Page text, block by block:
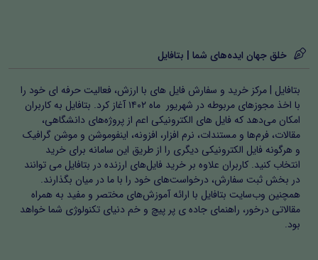
خلق جهان ایده‌های شما | بتافایل
بتافایل | مرکز خرید و سفارش فایل های با ارزش، فعالیت حرفه ای خود را
با اخذ مجوزهای مربوطه در شهریور ماه ۱۴۰۲ آغاز کرد. بتافایل به کاربران
امکان می‌دهد که فایل های الکترونیکی اعم از پروژه‌های دانشگاهی،
مقالات، فرم‌ها و مستندات، نرم افزار، افزونه، اینفوموشن و موشن گرافیک
و هرگونه فایل الکترونیکی دیگری را از طریق این سامانه برای خرید
انتخاب کنید. کاربران علاوه بر خرید فایل‌های ارزنده در بتافایل می توانند
در بخش ثبت سفارش، درخواست‌های خود را با ما در میان بگذارند.
همچنین وب‌سایت بتافایل با ارائه آموزش‌های مختصر و مفید به همراه
مقالاتی درخور، راهنمای جاده ی پر پیچ و خم دنیای تکنولوژی شما خواهد
بود.